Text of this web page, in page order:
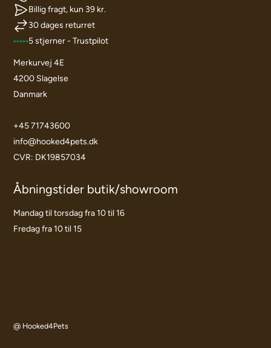
Billig fragt, kun 39 kr.
30 dages returret
5 stjerner - Trustpilot
Merkurvej 4E
4200 Slagelse
Danmark
+45 71743600
info@hooked4pets.dk
CVR: DK19857034
Åbningstider butik/showroom
Mandag til torsdag fra 10 til 16
Fredag fra 10 til 15
@ Hooked4Pets